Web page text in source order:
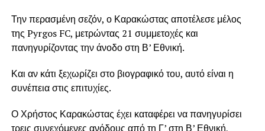
Την περασμένη σεζόν, ο Καρακώστας αποτέλεσε μέλος
της Pyrgos FC, μετρώντας 21 συμμετοχές και
πανηγυρίζοντας την άνοδο στη Β’ Εθνική.
Και αν κάτι ξεχωρίζει στο βιογραφικό του, αυτό είναι η
συνέπεια στις επιτυχίες.
Ο Χρήστος Καρακώστας έχει καταφέρει να πανηγυρίσει
τρεις συνεχόμενες ανόδους από τη Γ’ στη Β’ Εθνική,